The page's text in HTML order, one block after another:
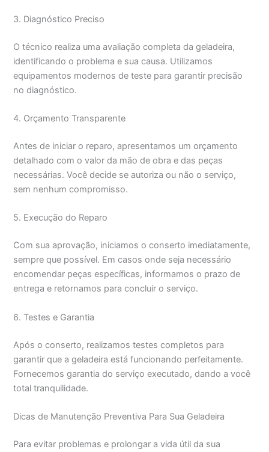
3. Diagnóstico Preciso
O técnico realiza uma avaliação completa da geladeira,
identificando o problema e sua causa. Utilizamos
equipamentos modernos de teste para garantir precisão
no diagnóstico.
4. Orçamento Transparente
Antes de iniciar o reparo, apresentamos um orçamento
detalhado com o valor da mão de obra e das peças
necessárias. Você decide se autoriza ou não o serviço,
sem nenhum compromisso.
5. Execução do Reparo
Com sua aprovação, iniciamos o conserto imediatamente,
sempre que possível. Em casos onde seja necessário
encomendar peças específicas, informamos o prazo de
entrega e retornamos para concluir o serviço.
6. Testes e Garantia
Após o conserto, realizamos testes completos para
garantir que a geladeira está funcionando perfeitamente.
Fornecemos garantia do serviço executado, dando a você
total tranquilidade.
Dicas de Manutenção Preventiva Para Sua Geladeira
Para evitar problemas e prolongar a vida útil da sua